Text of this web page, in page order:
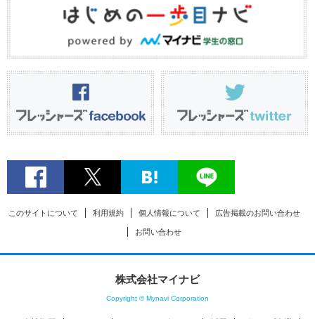
このサイトについて 利用規約 個人情報について 広告掲載のお問い合わせ
お問い合わせ
株式会社マイナビ
Copyright © Mynavi Corporation